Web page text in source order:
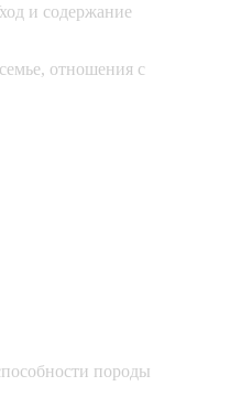
и содержание
отношения с
породы